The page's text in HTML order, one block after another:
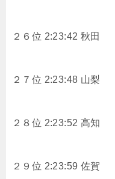
２６位 2:23:42 秋田
２７位 2:23:48 山梨
２８位 2:23:52 高知
２９位 2:23:59 佐賀